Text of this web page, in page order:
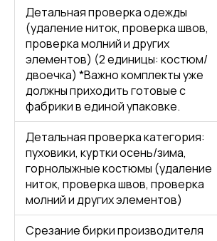
Детальная проверка одежды
(удаление ниток, проверка швов,
проверка молний и других
элементов) (2 единицы: костюм/
двоечка) *Важно комплекты уже
должны приходить готовые с
фабрики в единой упаковке.
Детальная проверка категория:
пуховики, куртки осень/зима,
горнолыжные костюмы (удаление
ниток, проверка швов, проверка
молний и других элементов)
Срезание бирки производителя